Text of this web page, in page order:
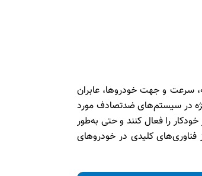
سرعت و جهت خودروها، عابران
در سیستم‌های ضدتصادف مورد
خودکار را فعال کنند و حتی به‌طور
فناوری‌های کلیدی در خودروهای